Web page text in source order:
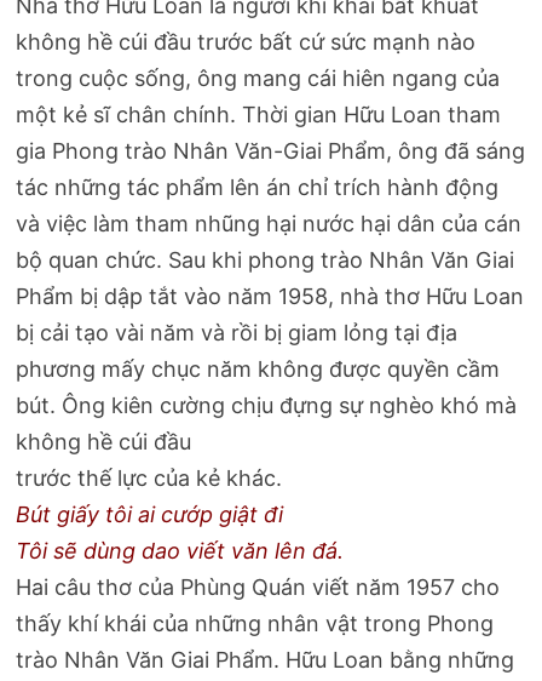
không hề cúi đầu trước bất cứ sức mạnh nào
trong cuộc sống, ông mang cái hiên ngang của
một kẻ sĩ chân chính. Thời gian Hữu Loan tham
gia Phong trào Nhân Văn-Giai Phẩm, ông đã sáng
tác những tác phẩm lên án chỉ trích hành động
và việc làm tham nhũng hại nước hại dân của cán
bộ quan chức. Sau khi phong trào Nhân Văn Giai
Phẩm bị dập tắt vào năm 1958, nhà thơ Hữu Loan
bị cải tạo vài năm và rồi bị giam lỏng tại địa
phương mấy chục năm không được quyền cầm
bút. Ông kiên cường chịu đựng sự nghèo khó mà
không hề cúi đầu
trước thế lực của kẻ khác.
Bút giấy tôi ai cướp giật đi
Tôi sẽ dùng dao viết văn lên đá.
Hai câu thơ của Phùng Quán viết năm 1957 cho
thấy khí khái của những nhân vật trong Phong
trào Nhân Văn Giai Phẩm. Hữu Loan bằng những